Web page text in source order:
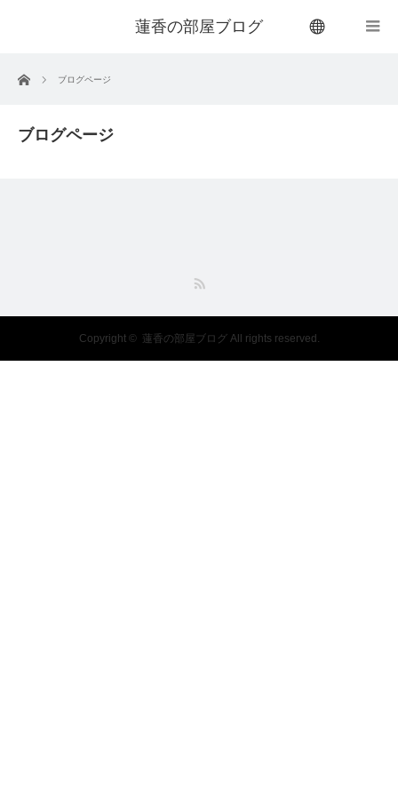
蓮香の部屋ブログ
ホーム ブログページ
ブログページ
Copyright © 蓮香の部屋ブログAll rights reserved.